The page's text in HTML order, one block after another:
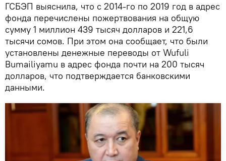
ГСБЭП выяснила, что с 2014-го по 2019 год в адрес
фонда перечислены пожертвования на общую
сумму 1 миллион 439 тысяч долларов и 221,6
тысячи сомов. При этом она сообщает, что были
установлены денежные переводы от Wufuli
Bumailiyamu в адрес фонда почти на 200 тысяч
долларов, что подтверждается банковскими
данными.